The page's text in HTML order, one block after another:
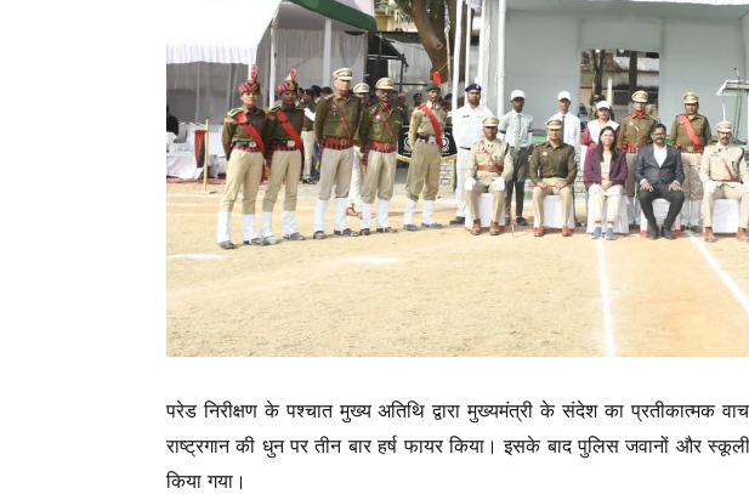
परेड निरीक्षण के पश्चात मुख्य अतिथि द्वारा मुख्यमंत्री के संदेश का प्रतीकात्मक
राष्ट्रगान की धुन पर तीन बार हर्ष फायर किया। इसके बाद पुलिस जवानों और स्कूली
किया गया।